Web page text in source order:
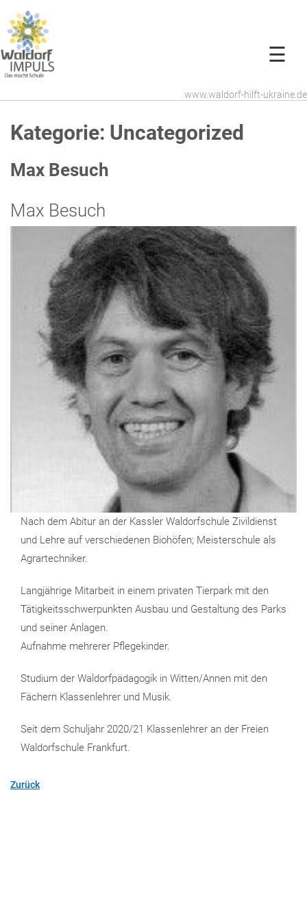
www.waldorf-hilft-ukraine.de
☰
Kategorie: Uncategorized
Max Besuch
Max Besuch
Nach dem Abitur an der Kassler Waldorfschule Zivildienst
und Lehre auf verschiedenen Biohöfen; Meisterschule als
Agrartechniker.
Langjährige Mitarbeit in einem privaten Tierpark mit den
Tätigkeitsschwerpunkten Ausbau und Gestaltung des Parks
und seiner Anlagen.
Aufnahme mehrerer Pflegekinder.
Studium der Waldorfpädagogik in Witten/Annen mit den
Fächern Klassenlehrer und Musik.
Seit dem Schuljahr 2020/21 Klassenlehrer an der Freien
Waldorfschule Frankfurt.
Zurück